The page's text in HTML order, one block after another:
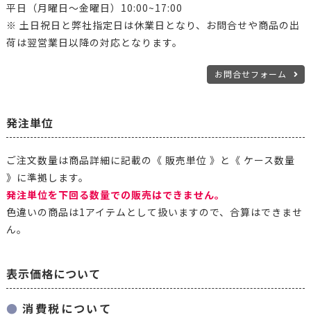
平日（月曜日～金曜日）10:00~17:00
※ 土日祝日と弊社指定日は休業日となり、お問合せや商品の出
荷は翌営業日以降の対応となります。
お問合せフォーム
発注単位
ご注文数量は商品詳細に記載の《 販売単位 》と《 ケース数量
》に準拠します。
発注単位を下回る数量での販売はできません。
色違いの商品は1アイテムとして扱いますので、合算はできませ
ん。
表示価格について
消費税について